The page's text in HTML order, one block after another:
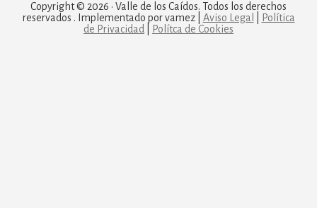
Copyright © 2026 · Valle de los Caídos. Todos los derechos
reservados . Implementado por vamez | Aviso Legal
Política
de Privacidad
Polítca de Cookies